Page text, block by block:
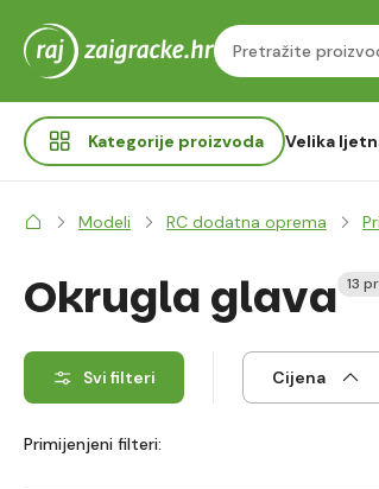
Kategorije proizvoda Velika
Modeli RC dodatna oprema
Okrugla glava 13
Svi filteri Cijena
Primijenjeni filteri: